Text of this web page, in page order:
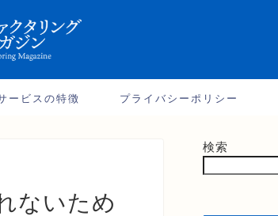
ービスの特徴 プライバシーポリシー
ないため
検索